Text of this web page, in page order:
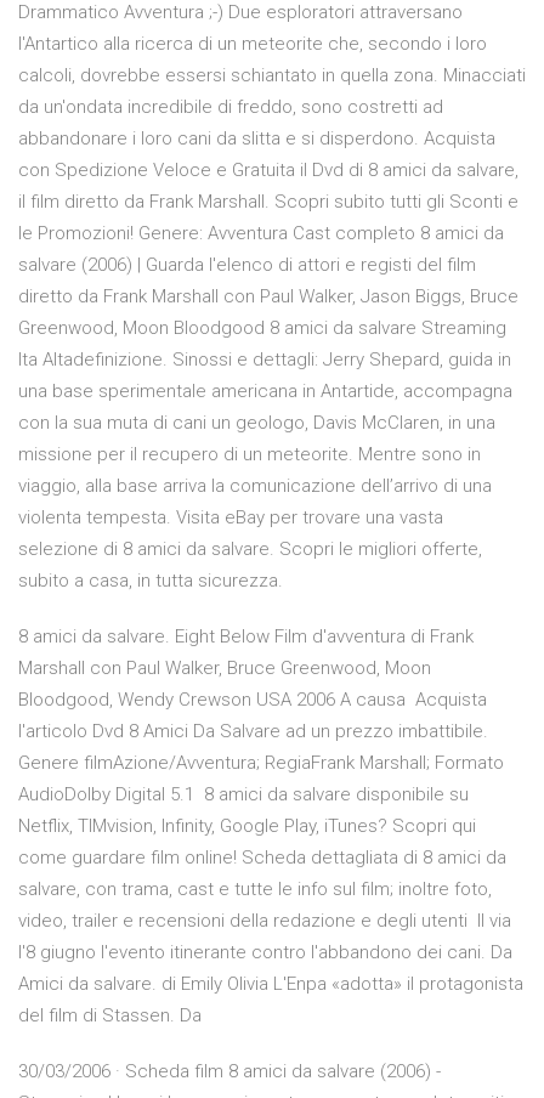
Drammatico Avventura ;-) Due esploratori attraversano
l'Antartico alla ricerca di un meteorite che, secondo i loro
calcoli, dovrebbe essersi schiantato in quella zona. Minacciati
da un'ondata incredibile di freddo, sono costretti ad
abbandonare i loro cani da slitta e si disperdono. Acquista
con Spedizione Veloce e Gratuita il Dvd di 8 amici da salvare,
il film diretto da Frank Marshall. Scopri subito tutti gli Sconti e
le Promozioni! Genere: Avventura Cast completo 8 amici da
salvare (2006) | Guarda l'elenco di attori e registi del film
diretto da Frank Marshall con Paul Walker, Jason Biggs, Bruce
Greenwood, Moon Bloodgood 8 amici da salvare Streaming
Ita Altadefinizione. Sinossi e dettagli: Jerry Shepard, guida in
una base sperimentale americana in Antartide, accompagna
con la sua muta di cani un geologo, Davis McClaren, in una
missione per il recupero di un meteorite. Mentre sono in
viaggio, alla base arriva la comunicazione dell’arrivo di una
violenta tempesta. Visita eBay per trovare una vasta
selezione di 8 amici da salvare. Scopri le migliori offerte,
subito a casa, in tutta sicurezza.
8 amici da salvare. Eight Below Film d'avventura di Frank
Marshall con Paul Walker, Bruce Greenwood, Moon
Bloodgood, Wendy Crewson USA 2006 A causa Acquista
l'articolo Dvd 8 Amici Da Salvare ad un prezzo imbattibile.
Genere filmAzione/Avventura; RegiaFrank Marshall; Formato
AudioDolby Digital 5.1 8 amici da salvare disponibile su
Netflix, TIMvision, Infinity, Google Play, iTunes? Scopri qui
come guardare film online! Scheda dettagliata di 8 amici da
salvare, con trama, cast e tutte le info sul film; inoltre foto,
video, trailer e recensioni della redazione e degli utenti Il via
l'8 giugno l'evento itinerante contro l'abbandono dei cani. Da
Amici da salvare. di Emily Olivia L'Enpa «adotta» il protagonista
del film di Stassen. Da
30/03/2006 · Scheda film 8 amici da salvare (2006) -